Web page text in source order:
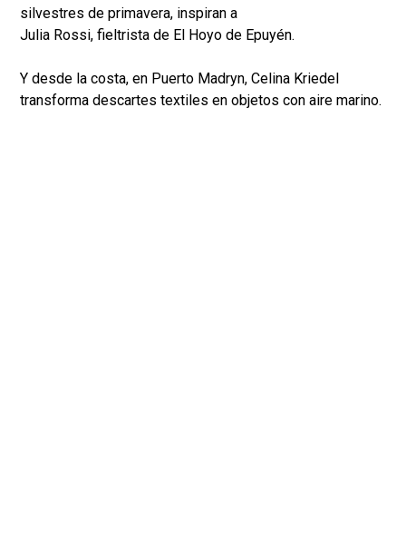
silvestres de primavera, inspiran a
Julia Rossi, fieltrista de El Hoyo de Epuyén.
Y desde la costa, en Puerto Madryn, Celina Kriedel
transforma descartes textiles en objetos con aire marino.